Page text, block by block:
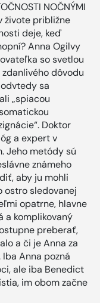
NOČNÝMI
živote približne
deje, keď
Anna Ogilvy
so svetlou
dôvodu
sa
„spiacou
Doktor
a expert v
Jeho metódy sú
známeho
aby ju mohli
ostro sledovanej
opatrne, hlavne
a komplikovaný
preberať,
a či je Anna za
Anna pozná
ale iba Benedict
im obom začne